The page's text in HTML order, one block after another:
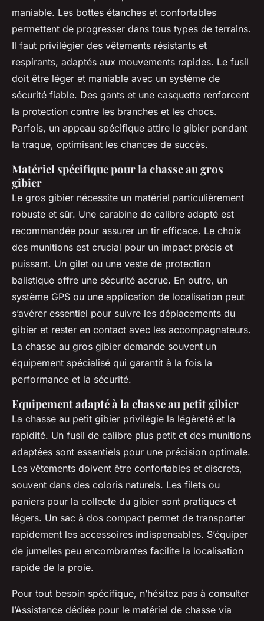
maniable. Les bottes étanches et confortables
permettent de progresser dans tous types de terrains.
Il faut privilégier des vêtements résistants et
respirants, adaptés aux mouvements rapides. Le fusil
doit être léger et maniable avec un système de
sécurité fiable. Des gants et une casquette renforcent
la protection contre les branches et les chocs.
Parfois, un appeau spécifique attire le gibier pendant
la traque, optimisant les chances de succès.
Matériel spécifique pour la chasse au gros
gibier
Le gros gibier nécessite un matériel particulièrement
robuste et sûr. Une carabine de calibre adapté est
recommandée pour assurer un tir efficace. Le choix
des munitions est crucial pour un impact précis et
puissant. Un gilet ou une veste de protection
balistique offre une sécurité accrue. En outre, un
système GPS ou une application de localisation peut
s’avérer essentiel pour suivre les déplacements du
gibier et rester en contact avec les accompagnateurs.
La chasse au gros gibier demande souvent un
équipement spécialisé qui garantit à la fois la
performance et la sécurité.
Equipement adapté à la chasse au petit gibier
La chasse au petit gibier privilégie la légèreté et la
rapidité. Un fusil de calibre plus petit et des munitions
adaptées sont essentiels pour une précision optimale.
Les vêtements doivent être confortables et discrets,
souvent dans des coloris naturels. Les filets ou
paniers pour la collecte du gibier sont pratiques et
légers. Un sac à dos compact permet de transporter
rapidement les accessoires indispensables. S’équiper
de jumelles peu encombrantes facilite la localisation
rapide de la proie.
Pour tout besoin spécifique, n’hésitez pas à consulter
l’Assistance dédiée pour le matériel de chasse via